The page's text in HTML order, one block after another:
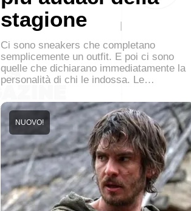
stagione
Ci sono sneakers che completano
semplicemente un outfit. E poi ci sono
quelle che dichiarano immediatamente la
personalità di chi le indossa. Le…
NUOVO!